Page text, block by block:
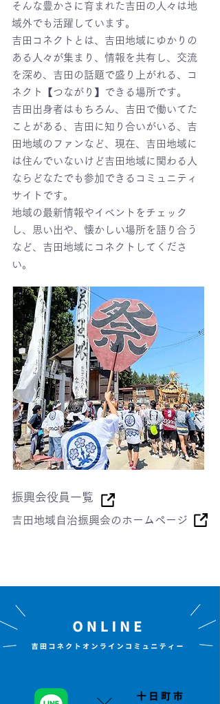
そんな豊かさに育まれた吉田の人々は地
域外でも活躍しています。
吉田コネクトとは、吉田地域にゆかりの
ある人々が集まり、情報を共有し、交流
を深め、吉田の話題で盛り上がれる、コ
ネクト【つながり】できる場所です。
吉田出身者はもちろん、吉田で働いてた
ことがある、吉田に知り合いがいる、吉
田地域のファンなど、現在、吉田地域に
は住んでいないけど吉田地域に関わる人
ならどなたでも参加できるコミュニティ
サイトです。
地域の最新情報やイベントをチェック
し、思い出や、懐かしい場所を語り合う
など、吉田地域にコネクトしてくださ
い。
振興会役員一覧
吉田地域自治振興会のホームページ